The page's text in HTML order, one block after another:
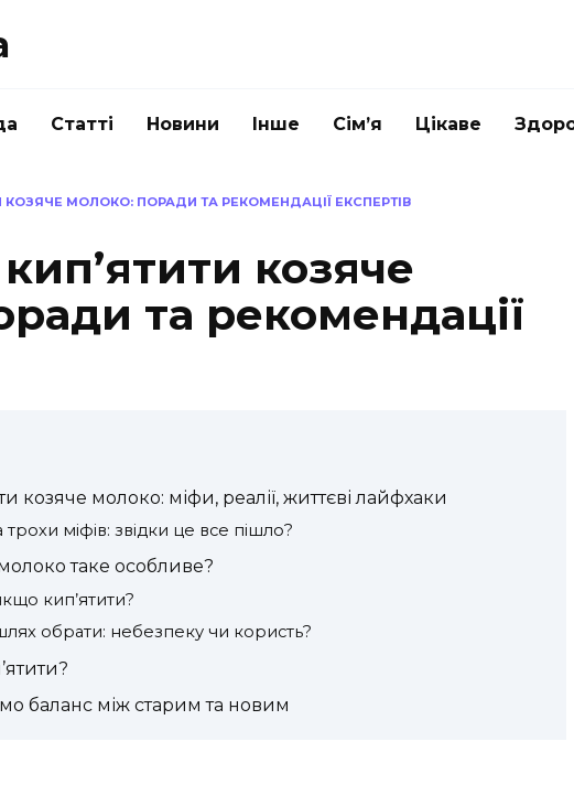
Статті Новини Інше Сім’я Цікаве
МОЛОКО: ПОРАДИ ТА РЕКОМЕНДАЦІЇ ЕКСПЕРТІВ
козяче
та рекомендації
козяче молоко: міфи, реалії, життєві лайфхаки
трохи міфів: звідки це все пішло?
таке особливе?
кип’ятити?
обрати: небезпеку чи користь?
баланс між старим та новим